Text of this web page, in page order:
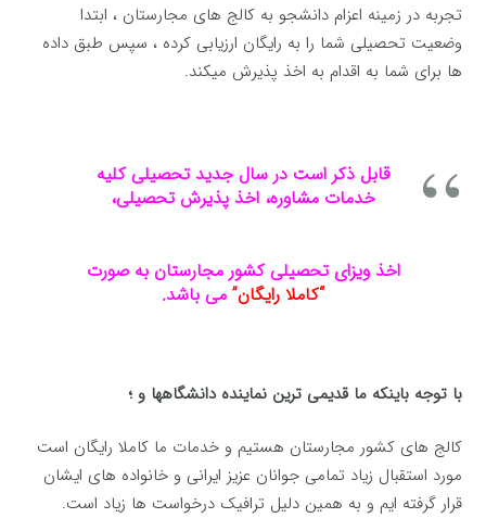
تجربه در زمینه اعزام دانشجو به کالج های مجارستان ، ابتدا
وضعیت تحصیلی شما را به رایگان ارزیابی کرده ، سپس طبق داده
ها برای شما به اقدام به اخذ پذیرش میکند.
قابل ذکر است در سال جدید تحصیلی کلیه
خدمات مشاوره، اخذ پذیرش تحصیلی،
اخذ ویزای تحصیلیکشور مجارستان به صورت
“کاملا رایگان” می باشد.
با توجه باینکه ما قدیمی ترین نماینده دانشگاهها و ؛
کالج های کشور مجارستان هستیم و خدمات ما کاملا رایگان است
مورد استقبال زیاد تمامی جوانان عزیز ایرانی و خانواده های ایشان
قرار گرفته ایم و به همین دلیل ترافیک درخواست ها زیاد است.